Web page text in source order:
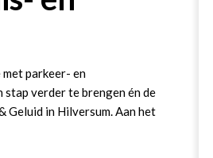
parkeer- en
verder te brengen én de
Geluid in Hilversum. Aan het